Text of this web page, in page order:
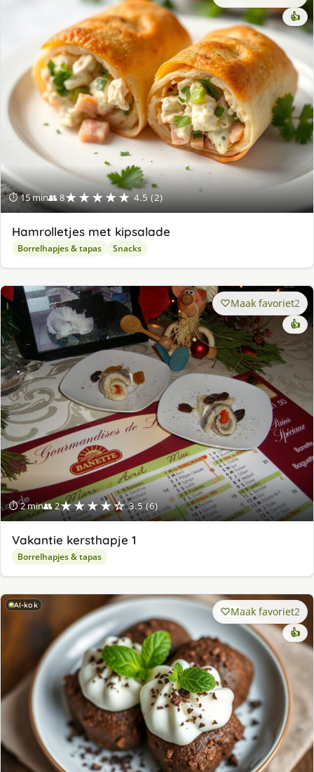
⏱ 15 min👥 8★★★★★ 4.5 (2)
👍
Hamrolletjes met kipsalade
Borrelhapjes & tapas Snacks
⏱ 2 min👥 2★★★★☆ 3.5 (6)
Maak favoriet2
👍
Vakantie kersthapje 1
Borrelhapjes & tapas
AI-kok Maak favoriet2
👍